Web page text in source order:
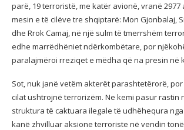
parë, 19 terroristë, me katër avionë, vranë 2977
mesin e të cilëve tre shqiptarë: Mon Gjonbalaj,
dhe Rrok Camaj, në një sulm të tmerrshëm
edhe marrëdhëniet ndërkombëtare, por
paralajmëroi rreziqet e mëdha që na presin në
Sot, nuk janë vetëm akterët parashtetërorë,
cilat ushtrojnë terrorizëm. Ne kemi pasur rastin
struktura të caktuara ilegale të udhëhequra
kanë zhvilluar aksione terroriste në vendin